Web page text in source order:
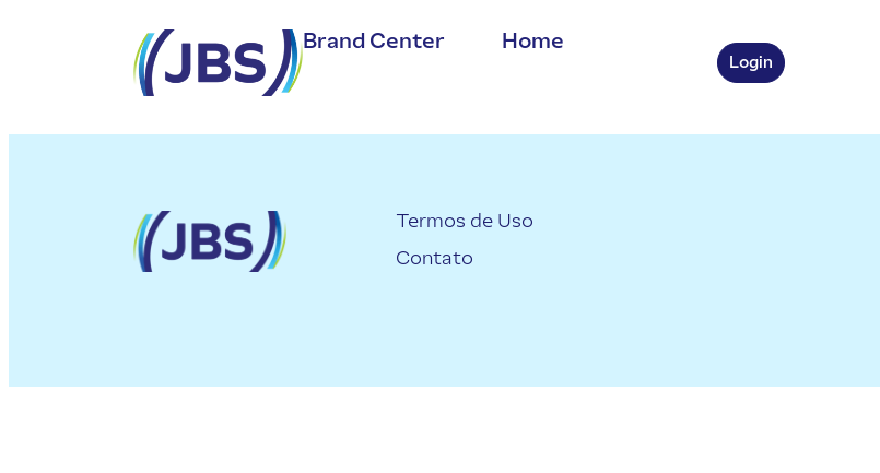
Brand Center Home
Login
Termos de Uso
Contato